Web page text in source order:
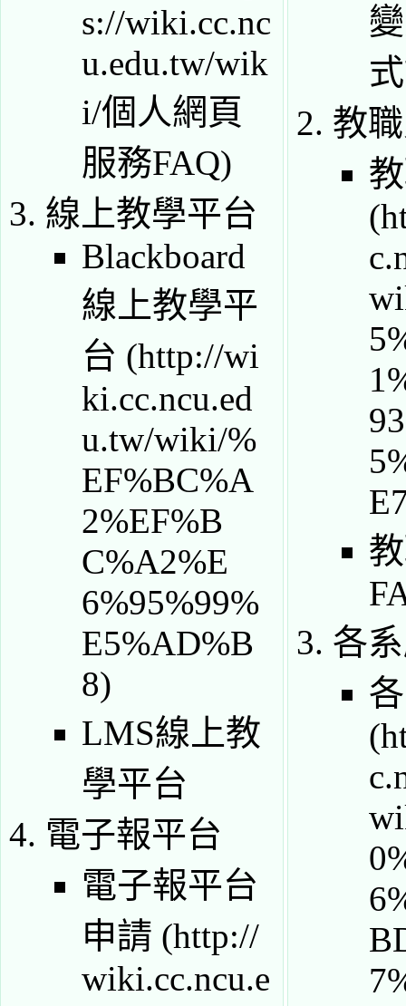
線上教學平台
Blackboard
線上教學平
台
LMS線上教
學平台
電子報平台
電子報平台
申請
教
各